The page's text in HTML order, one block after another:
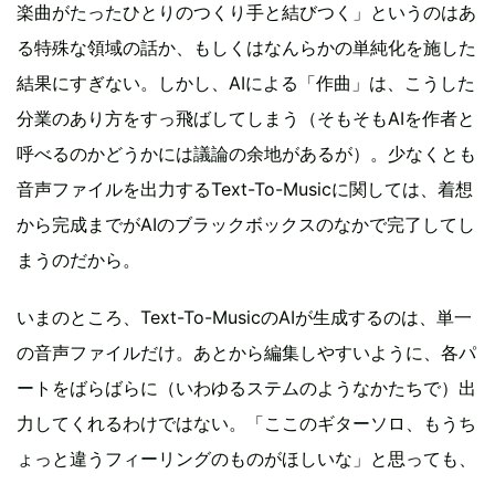
楽曲がたったひとりのつくり手と結びつく」というのはあ
る特殊な領域の話か、もしくはなんらかの単純化を施した
結果にすぎない。しかし、AIによる「作曲」は、こうした
分業のあり方をすっ飛ばしてしまう（そもそもAIを作者と
呼べるのかどうかには議論の余地があるが）。少なくとも
音声ファイルを出力するText-To-Musicに関しては、着想
から完成までがAIのブラックボックスのなかで完了してし
まうのだから。
いまのところ、Text-To-MusicのAIが生成するのは、単一
の音声ファイルだけ。あとから編集しやすいように、各パ
ートをばらばらに（いわゆるステムのようなかたちで）出
力してくれるわけではない。「ここのギターソロ、もうち
ょっと違うフィーリングのものがほしいな」と思っても、